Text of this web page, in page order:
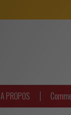
A PROPOS